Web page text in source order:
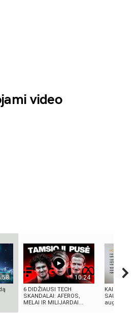
video
10:24
6 DIDŽIAUSI TECH
SKANDALAI: AFEROS,
MELAI IR MILIJARDAI...
KAIP
SAU: 7
augimo